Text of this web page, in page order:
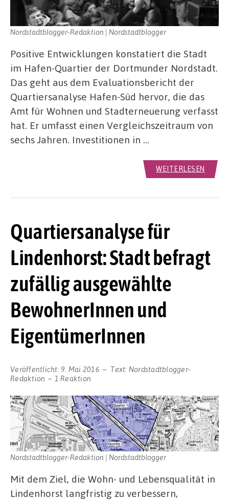
Nordstadtblogger-Redaktion | Nordstadtblogger
Positive Entwicklungen konstatiert die Stadt
im Hafen-Quartier der Dortmunder Nordstadt.
Das geht aus dem Evaluationsbericht der
Quartiersanalyse Hafen-Süd hervor, die das
Amt für Wohnen und Stadterneuerung verfasst
hat. Er umfasst einen Vergleichszeitraum von
sechs Jahren. Investitionen in …
WEITERLESEN
Quartiersanalyse für
Lindenhorst: Stadt befragt
zufällig ausgewählte
BewohnerInnen und
EigentümerInnen
Veröffentlicht: 9. Mai 2016 Text: Nordstadtblogger-
Redaktion
1 Reaktion
Nordstadtblogger-Redaktion | Nordstadtblogger
Mit dem Ziel, die Wohn- und Lebensqualität in
Lindenhorst langfristig zu verbessern,